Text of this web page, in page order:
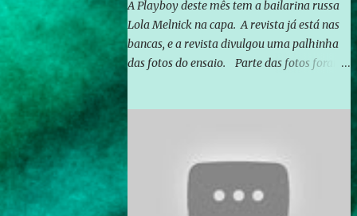
A Playboy deste mês tem a bailarina russa
Lola Melnick na capa. A revista já está nas
bancas, e a revista divulgou uma palhinha
das fotos do ensaio. Parte das fotos foram
divulga capa e primeiras fotos de Lola
Melnick - @aredacao